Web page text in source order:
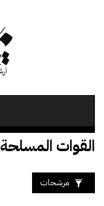
القوات المسلحة
مرشحات